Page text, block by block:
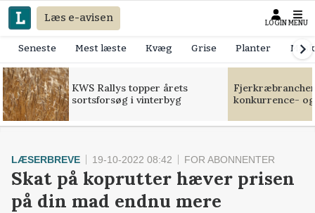
Læs e-avisen LOGIN MENU
Seneste Mest læste Kvæg Grise Planter
KWS Rallys topper årets
sortsforsøg i vinterbyg
konkurrence-
LÆSERBREVE 19-10-2022 08:42 FOR ABONNENTER
Skat på koprutter hæver prisen
på din mad endnu mere